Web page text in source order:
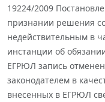
19224/2009
признании решения
недействительным в
инстанции об
ЕГРЮЛ запись
законодателем в
внесенных в ЕГРЮЛ